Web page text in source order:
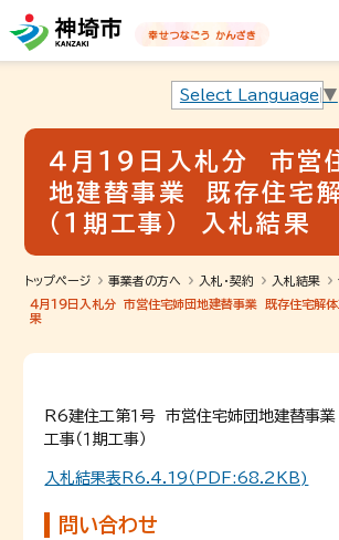
音声読み上げ用ナビゲーションです。
本文へ移動します
ページ最後（フッター）へ移動します
音声読み上げ用ナビゲーションはここまでです。
Select Language ▼
４月１９日入札分 市営
地建替事業 既存住宅
（１期工事） 入札結果
トップページ 事業者の方へ 入札・契約 入札結果
４月１９日入札分 市営住宅姉団地建替事業 既存住宅解体
果
R6建住工第１号 市営住宅姉団地建替事
工事（１期工事）
入札結果表R6.4.19（PDF:68.2KB)
問い合わせ